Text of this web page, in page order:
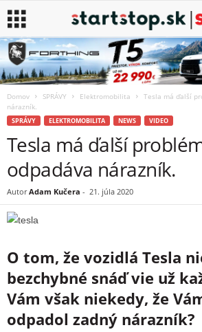
Domov SPRÁVY Elektromobilita
Tesla má ďalší
nárazník.
SPRÁVY ELEKTROMOBILITA NEWS VIDEO
Tesla má ďalší
odpadáva nárazník.
Autor Adam Kučera - 21. júla 2020
O tom, že vozidlá Tesla
bezchybné snáď vie už
Vám však niekedy, že
odpadol zadný nárazník?